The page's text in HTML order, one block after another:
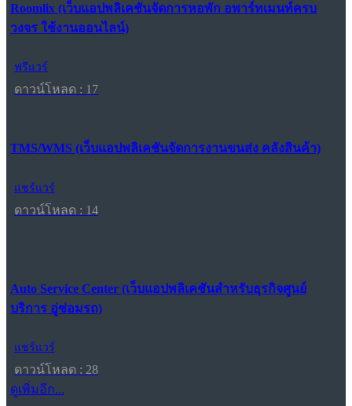
Roomlix (เว็บแอปพลิเคชันจัดการหอพัก อพาร์ทเมนท์ครบ
วงจร ใช้งานออนไลน์)
ฟรีแวร์
ดาวน์โหลด : 17
TMS/WMS (เว็บแอปพลิเคชันจัดการงานขนส่ง คลังสินค้า)
แชร์แวร์
ดาวน์โหลด : 14
Auto Service Center (เว็บแอปพลิเคชันสำหรับธุรกิจศูนย์
บริการ อู่ซ่อมรถ)
แชร์แวร์
ดาวน์โหลด : 28
ดูเพิ่มอีก...